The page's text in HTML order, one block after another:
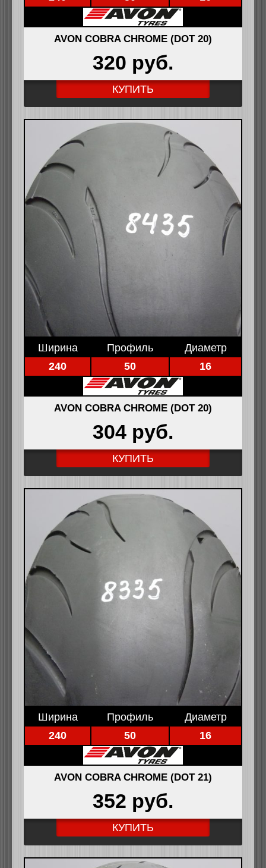
AVON COBRA CHROME (DOT 20)
320 pуб.
КУПИТЬ
Ширина
240
Профиль
50
Диаметр
16
AVON COBRA CHROME (DOT 20)
304 pуб.
КУПИТЬ
Ширина
240
Профиль
50
Диаметр
16
AVON COBRA CHROME (DOT 21)
352 pуб.
КУПИТЬ